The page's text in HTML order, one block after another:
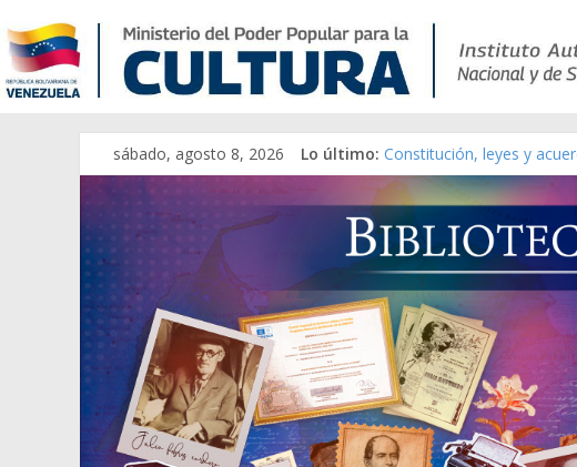
sábado, agosto 8, 2026 Lo último:
Catálogo temático de
Constitución, leyes y
Una Parálisis [material
Modesta Bor Sánchez
Gaceta Oficial de la